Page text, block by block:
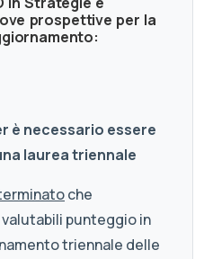
prospettive per la
è necessario essere
laurea triennale
che
punteggio in
triennale delle